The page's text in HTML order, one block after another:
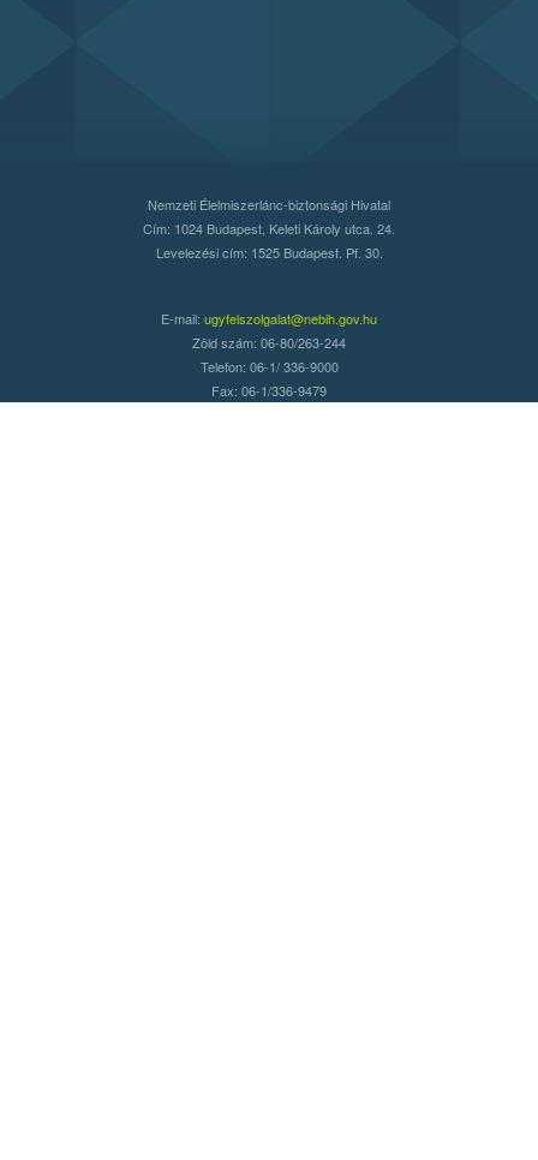
Nemzeti Élelmiszerlánc-biztonsági Hivatal
Cím: 1024 Budapest, Keleti Károly utca. 24.
Levelezési cím: 1525 Budapest. Pf. 30.
E-mail: ugyfelszolgalat@nebih.gov.hu
Zöld szám: 06-80/263-244
Telefon: 06-1/ 336-9000
Fax: 06-1/336-9479